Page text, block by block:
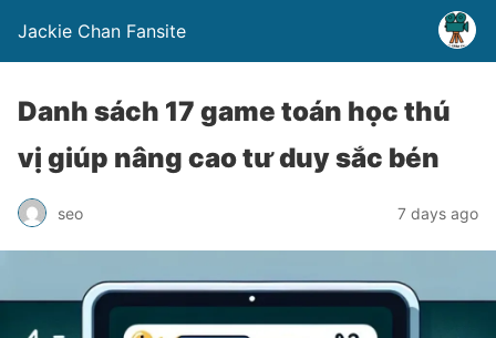
Jackie Chan Fansite
Danh sách 17 game toán học thú
vị giúp nâng cao tư duy sắc bén
seo 7 days ago